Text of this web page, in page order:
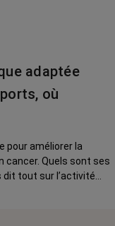
adaptée
où
pour améliorer la
cancer. Quels sont ses
dit tout sur l’activité